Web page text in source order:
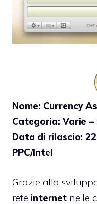
Nome: Currency
Categoria: Varie
Data di rilascio:
PPC/Intel
Grazie allo
rete internet nelle